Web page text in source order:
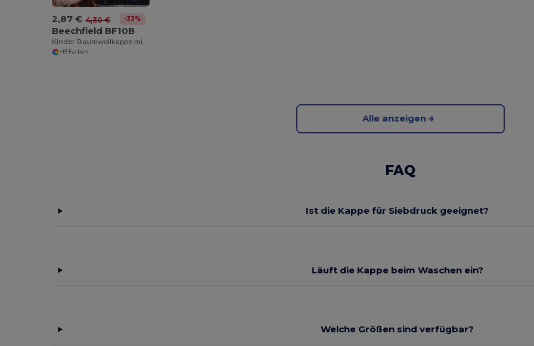
2,87 € 4,30 € -33%
Beechfield BF10B
+19 Farben
Alle anzeigen
FAQ
Ist die Kappe für Siebdruck geeignet?
Läuft die Kappe beim Waschen ein?
Welche Größen sind verfügbar?